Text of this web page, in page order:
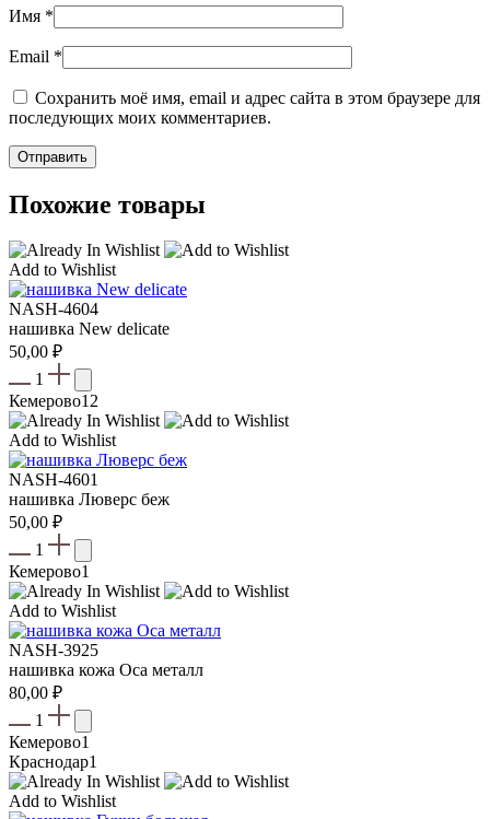
Имя *
Email *
Сохранить моё имя, email и адрес сайта в этом браузере для
последующих моих комментариев.
Похожие товары
Add to Wishlist
NASH-4604
нашивка New delicate
50,00 ₽
1
Кемерово12
Add to Wishlist
NASH-4601
нашивка Люверс беж
50,00 ₽
1
Кемерово1
Add to Wishlist
NASH-3925
нашивка кожа Оса металл
80,00 ₽
1
Кемерово1
Краснодар1
Add to Wishlist